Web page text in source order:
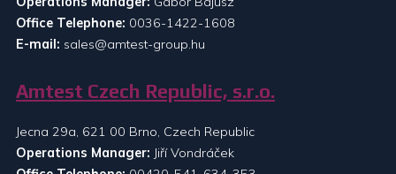
Office Telephone: 0036-1422-1608
E-mail: sales@amtest-group.hu
Amtest Czech Republic, s.r.o.
Jecna 29a, 621 00 Brno, Czech Republic
Operations Manager: Jiří Vondráček